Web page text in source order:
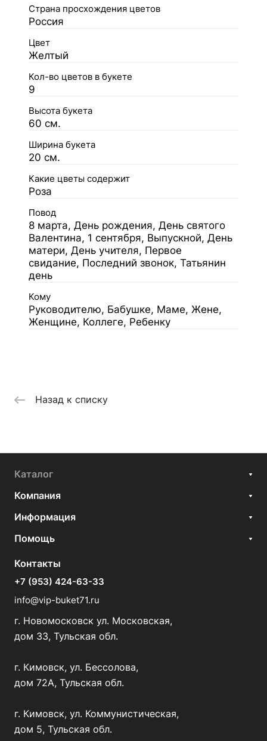
Страна просхождения цветов
Россия
Цвет
Желтый
Кол-во цветов в букете
9
Высота букета
60 см.
Ширина букета
20 см.
Какие цветы содержит
Роза
Повод
8 марта, День рождения, День святого
Валентина, 1 сентября, Выпускной, День
матери, День учителя, Первое
свидание, Последний звонок, Татьянин
день
Кому
Руководителю, Бабушке, Маме, Жене,
Женщине, Коллеге, Ребенку
Назад к списку
Каталог
Компания
Информация
Помощь
Контакты
+7 (953) 424-63-33
info@vip-buket71.ru
г. Новомосковск ул. Московская,
дом 33, Тульская обл.
г. Кимовск, ул. Бессолова,
дом 72А, Тульская обл.
г. Кимовск, ул. Коммунистическая,
дом 5, Тульская обл.